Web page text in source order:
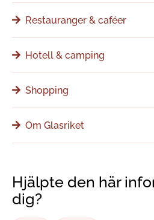
Restauranger & caféer
Hotell & camping
Shopping
Om Glasriket
Hjälpte den här
dig?